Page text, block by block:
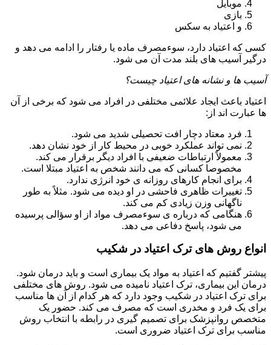
موبایل
بازی
و اعتیاد به سکس
کسی که اعتیاد دارد، سوءمصرف ماده یا رفتار را ادامه می دهد و
درگیر آسیب های بلند مدت آن می شود.
آسیب ها و نشانه های اعتیاد چیست؟
اعتیاد باعث ایجاد علائمی مختلفی در افراد می شود که برخی از آن
ها عبارت اند از:
فرد معتاد دچار افت تحصیلی شدید می شود.
نمی تواند عملکرد خوبی در محیط کار از خود نشان دهد.
معمولاً ارتباطات ضعیفی با افراد دیگر برقرار می کند.
مخصوصا کسانی که می دانند شخص به اعتیاد مبتلا است.
برای انجام کارهای روزانه ی خود انرژی ندارد.
تغییرات ظاهری فاحشی در او دیده می شود. مثلاً به طور
ناگهانی وزن زیادی کم می کند.
هنگامی که درباره ی سوءمصرف مواد از او سؤالی پرسیده
می شود، پاسخ دفاعی می دهد.
انواع روش های ترک اعتیاد در شکیب
پیشتر گفتیم که اعتیاد به مواد یک بیماری است و باید درمان شود.
درمان این بیماری، ترک اعتیاد نامیده می شود. روش های مختلفی
برای ترک اعتیاد در شکیب وجود دارد که هر کدام از آن ها مناسب
برای یک فرد و مخدری است که مصرف می کند. حضور یک
متخصص روانپزشک برای تصمیم گیری در رابطه با انتخاب روش
مناسب برای ترک اعتیاد ضروری است.